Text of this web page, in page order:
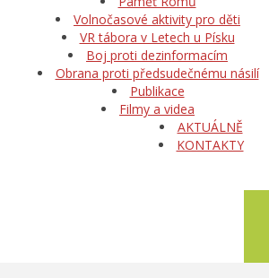
Volnočasové aktivity pro děti
VR tábora v Letech u Písku
Boj proti dezinformacím
Obrana proti předsudečnému násilí
Publikace
Filmy a videa
AKTUÁLNĚ
KONTAKTY